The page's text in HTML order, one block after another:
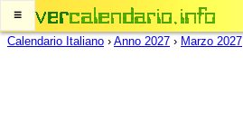
≡
Calendario Italiano › Anno 2027 › Marzo 2027